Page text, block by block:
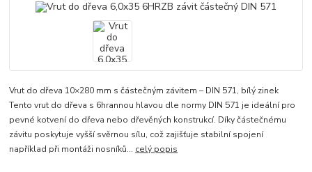
Vrut do dřeva 10×280 mm s částečným závitem – DIN 571, bílý zinek
Tento vrut do dřeva s 6hrannou hlavou dle normy DIN 571 je ideální pro
pevné kotvení do dřeva nebo dřevěných konstrukcí. Díky částečnému
závitu poskytuje vyšší svěrnou sílu, což zajišťuje stabilní spojení
například při montáži nosníků... celý popis